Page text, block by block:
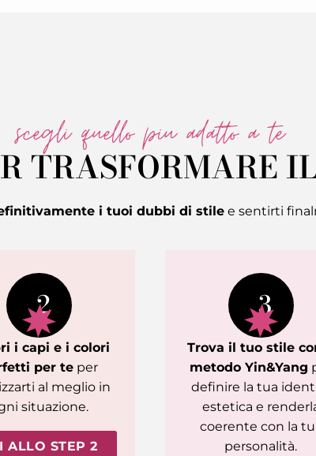
scegli quello piu adatto a te
TRASFORMARE
i tuoi dubbi di stile e sentirti
2
i capi e i colori
per te per
al meglio in
situazione.
ALLO STEP 2
3
Trova il tuo stile
metodo Yin&Yang
definire la tua
estetica e
coerente con la
personalità.